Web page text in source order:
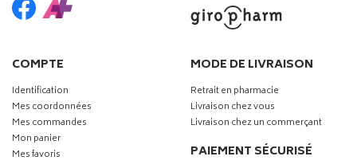
COMPTE
Identification
Mes coordonnées
Mes commandes
Mon panier
Mes favoris
MODE DE LIVRAISON
Retrait en pharmacie
Livraison chez vous
Livraison chez un commerçant
PAIEMENT SÉCURISÉ